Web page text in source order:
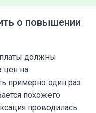
о повышении
должны
цен на
примерно один раз
похожего
проводилась